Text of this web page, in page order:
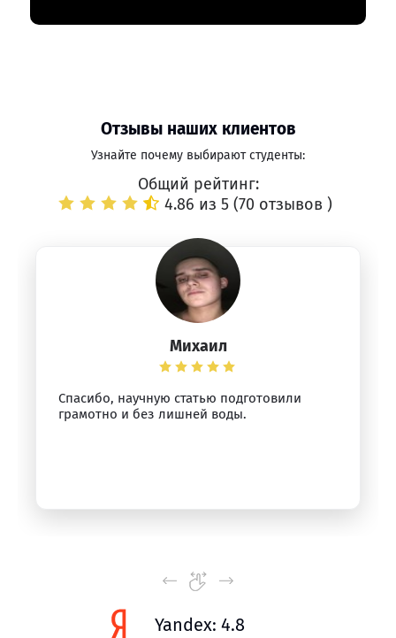
Отзывы наших клиентов
Узнайте почему выбирают студенты:
Общий рейтинг:
4.86 из 5 (70 отзывов )
Михаил
Спасибо, научную статью подготовили
грамотно и без лишней воды.
Yandex: 4.8